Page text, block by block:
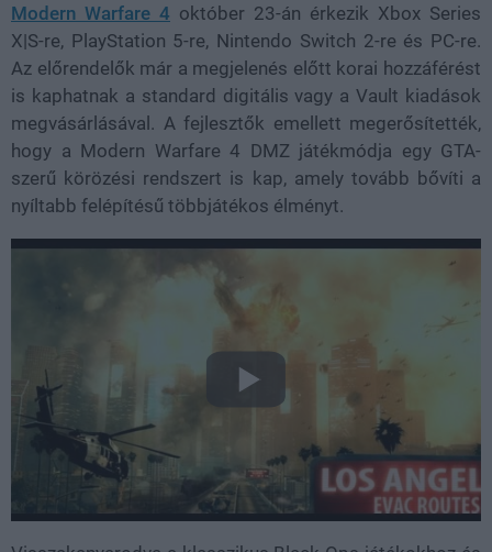
Modern Warfare 4 október 23-án érkezik Xbox Series
X|S-re, PlayStation 5-re, Nintendo Switch 2-re és PC-re.
Az előrendelők már a megjelenés előtt korai hozzáférést
is kaphatnak a standard digitális vagy a Vault kiadások
megvásárlásával. A fejlesztők emellett megerősítették,
hogy a Modern Warfare 4 DMZ játékmódja egy GTA-
szerű körözési rendszert is kap, amely tovább bővíti a
nyíltabb felépítésű többjátékos élményt.